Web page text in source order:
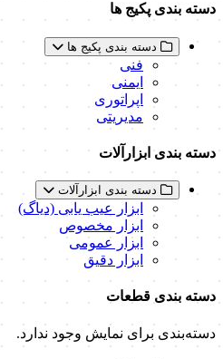
دسته بندی پکیج ها
دسته بندی پکیج ها
فنی
ایمنی
اپراتوری
مدیریتی
دسته بندی ابزارآلات
دسته بندی ابزارآلات
ابزار عیب یابی (دیاگ)
ابزار مخصوص
ابزار عمومی
ابزار دقیق
دسته بندی قطعات
دسته‌بندی برای نمایش وجود ندارد.